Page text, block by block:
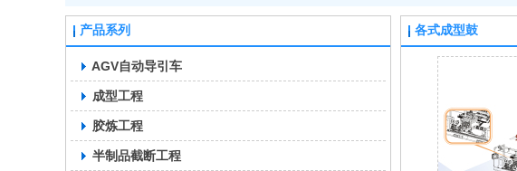
产品系列
AGV自动导引车
成型工程
胶炼工程
半制品截断工程
各式成型鼓